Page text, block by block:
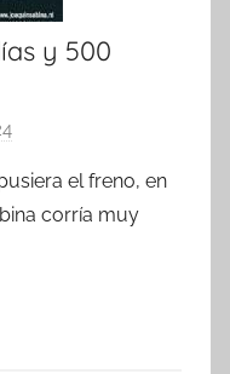
y 500
r
el freno, en
corría muy